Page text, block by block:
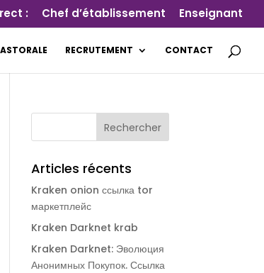
: Chef d’établissement Enseignant
RECRUTEMENT CONTACT
Articles récents
Kraken onion ссылка tor
маркетплейс
Kraken Darknet krab
Kraken Darknet: Эволюция
Анонимных Покупок. Ссылка